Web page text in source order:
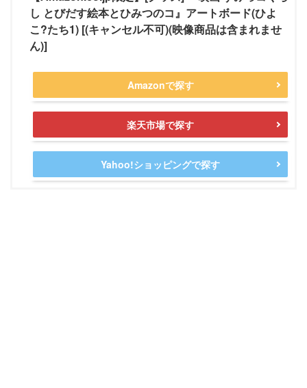
し とびだす絵本とひみつのコ』アートボード(ひよ
こ?たち1) [(キャンセル不可)(映像商品は含まれませ
ん)]
Amazonで探す
楽天市場で探す
Yahoo!ショッピングで探す